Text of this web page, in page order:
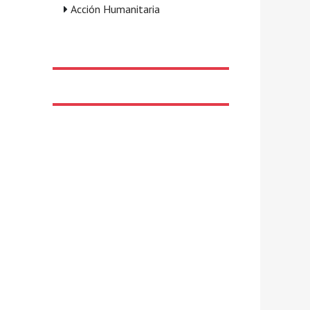
Acción Humanitaria